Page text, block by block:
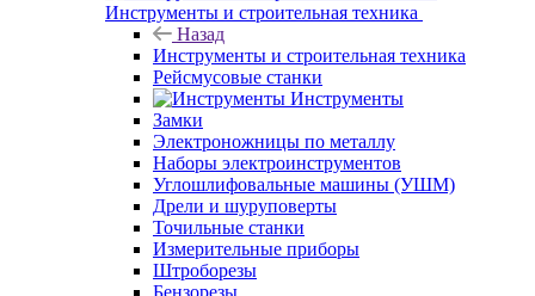
Инструменты и строительная техника
Назад
Инструменты и строительная техника
Рейсмусовые станки
Инструменты
Замки
Электроножницы по металлу
Наборы электроинструментов
Углошлифовальные машины (УШМ)
Дрели и шуруповерты
Точильные станки
Измерительные приборы
Штроборезы
Бензорезы